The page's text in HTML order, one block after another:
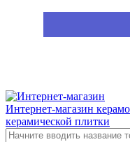
Интернет-магазин
керамической плитки